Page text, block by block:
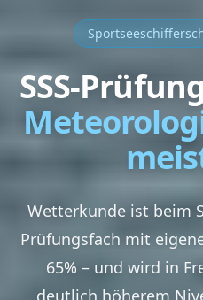
SSS-
Wetterkunde ist beim
Prüfungsfach mit
65% – und wird in
deutlich höherem